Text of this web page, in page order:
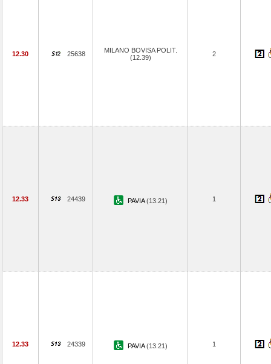
12.30 25638
MILANO BOVISA POLIT.
(12.39)
2
12.33 24439 PAVIA(13.21) 1
12.33 24339 PAVIA(13.21) 1